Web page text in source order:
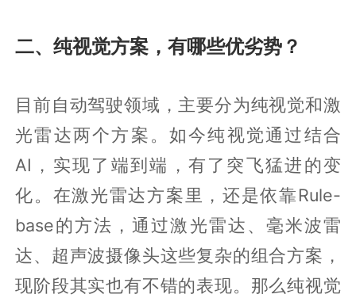
二、纯视觉方案，有哪些优劣势？
目前自动驾驶领域，主要分为纯视觉和激
光雷达两个方案。如今纯视觉通过结合
AI，实现了端到端，有了突飞猛进的变
化。在激光雷达方案里，还是依靠Rule-
base的方法，通过激光雷达、毫米波雷
达、超声波摄像头这些复杂的组合方案，
现阶段其实也有不错的表现。那么纯视觉